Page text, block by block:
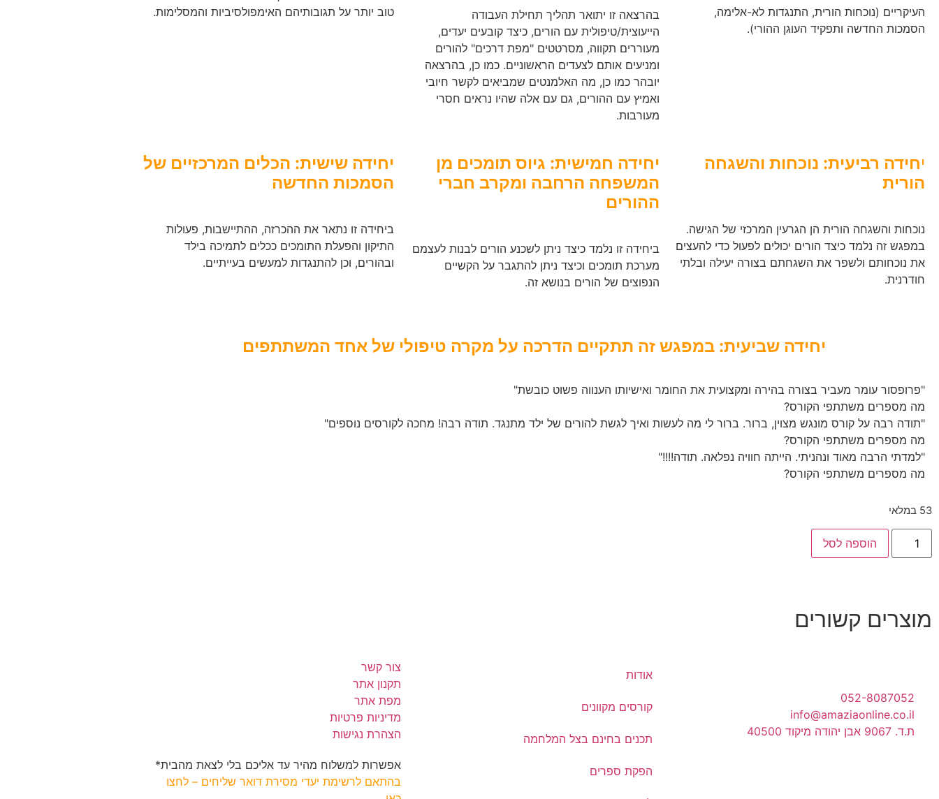
העיקריים (נוכחות הורית, התנגדות לא-אלימה,
הסמכות החדשה ותפקיד העוגן ההורי).
בהרצאה זו יתואר תהליך תחילת העבודה
הייעוצית/טיפולית עם הורים, כיצד קובעים יעדים,
מעוררים תקווה, מסרטטים "מפת דרכים" להורים
ומניעים אותם לצעדים הראשוניים. כמו כן, בהרצאה
יובהר כמו כן, מה האלמנטים שמביאים לקשר חיובי
ואמיץ עם ההורים, גם עם אלה שהיו נראים חסרי
מעורבות.
טוב יותר על תגובותיהם האימפולסיביות והמסלימות.
יחידה רביעית: נוכחות והשגחה
הורית
נוכחות והשגחה הורית הן הגרעין המרכזי של הגישה.
במפגש זה נלמד כיצד הורים יכולים לפעול כדי להעצים
את נוכחותם ולשפר את השגחתם בצורה יעילה ובלתי
חודרנית.
יחידה חמישית: גיוס תומכים מן
המשפחה הרחבה ומקרב חברי
ההורים
ביחידה זו נלמד כיצד ניתן לשכנע הורים לבנות לעצמם
מערכת תומכים וכיצד ניתן להתגבר על הקשיים
הנפוצים של הורים בנושא זה.
יחידה שישית: הכלים המרכזיים של
הסמכות החדשה
ביחידה זו נתאר את ההכרזה, ההתיישבות, פעולות
התיקון והפעלת התומכים ככלים לתמיכה בילד
ובהורים, וכן להתנגדות למעשים בעייתיים.
יחידה שביעית: במפגש זה תתקיים הדרכה על מקרה טיפולי של אחד המשתתפים
"פרופסור עומר מעביר בצורה בהירה ומקצועית את החומר ואישיותו הענווה פשוט כובשת"
מה מספרים משתתפי הקורס?
"תודה רבה על קורס מונגש מצוין, ברור. ברור לי מה לעשות ואיך לגשת להורים של ילד מתנגד. תודה רבה! מחכה לקורסים נוספים"
מה מספרים משתתפי הקורס?
"למדתי הרבה מאוד ונהניתי. הייתה חוויה נפלאה. תודה!!!!"
מה מספרים משתתפי הקורס?
53 במלאי
הוספה לסל
מוצרים קשורים
052-8087052
info@amaziaonline.co.il
ת.ד. 9067 אבן יהודה מיקוד 40500
אודות
קורסים מקוונים
תכנים בחינם בצל המלחמה
הפקת ספרים
צור קשר
תקנון אתר
מפת אתר
מדיניות פרטיות
הצהרת נגישות
אפשרות למשלוח מהיר עד אליכם בלי לצאת מהבית*
בהתאם לרשימת יעדי מסירת דואר שליחים – לחצו